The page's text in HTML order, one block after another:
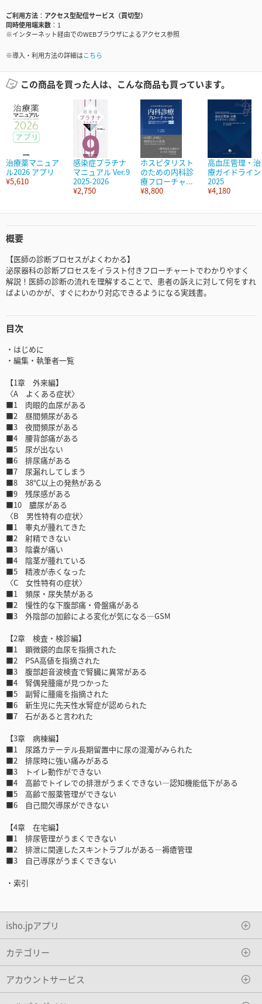
ご利用方法
アクセス型配信サービス（買切型）
同時使用端末数
1
※インターネット経由でのWEBブラウザによるアクセス参照
※導入・利用方法の詳細はこちら
この商品を買った人は、こんな商品も買っています。
治療薬マニュア
ル2026 アプリ
¥5,610
感染症プラチナ
マニュアル Ver.9
2025-2026
¥2,750
ホスピタリスト
のための内科診
療フローチャ...
¥8,800
高血圧管理・治
療ガイドライン
2025
¥4,180
概要
【医師の診断プロセスがよくわかる】
泌尿器科の診断プロセスをイラスト付きフローチャートでわかりやすく
解説！医師の診断の流れを理解することで、患者の訴えに対して何をすれ
ばよいのかが、すぐにわかり対応できるようになる実践書。
目次
・はじめに
・編集・執筆者一覧
【1章 外来編】
〈A よくある症状〉
■1 肉眼的血尿がある
■2 昼間頻尿がある
■3 夜間頻尿がある
■4 腰背部痛がある
■5 尿が出ない
■6 排尿痛がある
■7 尿漏れしてしまう
■8 38℃以上の発熱がある
■9 残尿感がある
■10 膿尿がある
〈B 男性特有の症状〉
■1 睾丸が腫れてきた
■2 射精できない
■3 陰嚢が痛い
■4 陰茎が腫れている
■5 精液が赤くなった
〈C 女性特有の症状〉
■1 頻尿・尿失禁がある
■2 慢性的な下腹部痛・骨盤痛がある
■3 外陰部の加齢による変化が気になる―GSM
【2章 検査・検診編】
■1 顕微鏡的血尿を指摘された
■2 PSA高値を指摘された
■3 腹部超音波検査で腎臓に異常がある
■4 腎偶発腫瘍が見つかった
■5 副腎に腫瘍を指摘された
■6 新生児に先天性水腎症が認められた
■7 石があると言われた
【3章 病棟編】
■1 尿路カテーテル長期留置中に尿の混濁がみられた
■2 排尿時に強い痛みがある
■3 トイレ動作ができない
■4 高齢でトイレでの排泄がうまくできない―認知機能低下がある
■5 高齢で服薬管理ができない
■6 自己間欠導尿ができない
【4章 在宅編】
■1 排尿管理がうまくできない
■2 排泄に関連したスキントラブルがある―褥瘡管理
■3 自己導尿がうまくできない
・索引
isho.jpアプリ
カテゴリー
アカウントサービス